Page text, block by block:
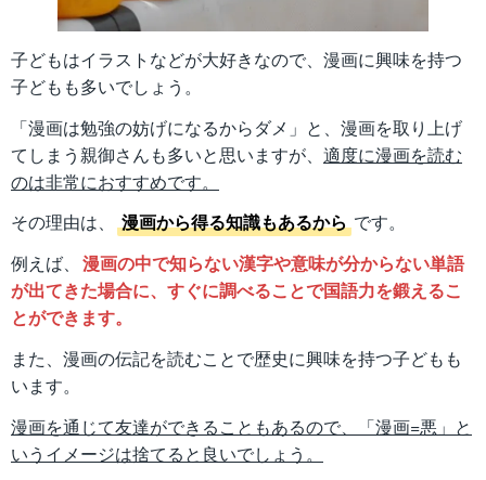
子どもはイラストなどが大好きなので、漫画に興味を持つ
子どもも多いでしょう。
「漫画は勉強の妨げになるからダメ」と、漫画を取り上げ
てしまう親御さんも多いと思いますが、 適度に漫画を読む
のは非常におすすめです。
その理由は、
漫画から得る知識もあるから です。
例えば、 漫画の中で知らない漢字や意味が分からない単語
が出てきた場合に、すぐに調べることで国語力を鍛えるこ
とができます。
また、漫画の伝記を読むことで歴史に興味を持つ子どもも
います。
漫画を通じて友達ができることもあるので、「漫画=悪」と
いうイメージは捨てると良いでしょう。